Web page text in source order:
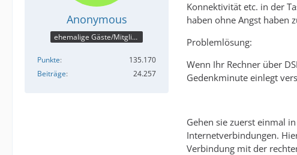
Anonymous
ehemalige Gäste/Mitglieder
Punkte
135.170
Beiträge
24.257
Konnektivität etc. in der
haben ohne Angst haben
Problemlösung:
Wenn Ihr Rechner über
Gedenkminute einlegt
Gehen sie zuerst einmal
Internetverbindungen.
Verbindung mit der